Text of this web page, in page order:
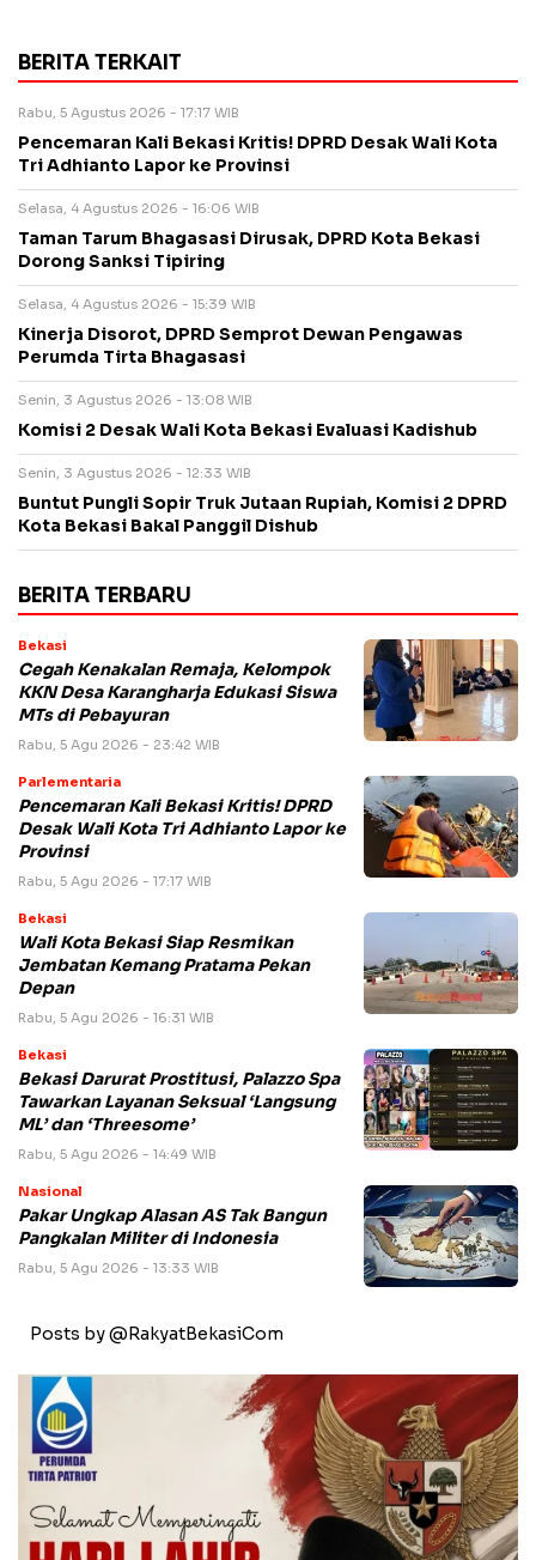
BERITA TERKAIT
Rabu, 5 Agustus 2026 - 17:17 WIB
Pencemaran Kali Bekasi Kritis! DPRD Desak Wali Kota
Tri Adhianto Lapor ke Provinsi
Selasa, 4 Agustus 2026 - 16:06 WIB
Taman Tarum Bhagasasi Dirusak, DPRD Kota Bekasi
Dorong Sanksi Tipiring
Selasa, 4 Agustus 2026 - 15:39 WIB
Kinerja Disorot, DPRD Semprot Dewan Pengawas
Perumda Tirta Bhagasasi
Senin, 3 Agustus 2026 - 13:08 WIB
Komisi 2 Desak Wali Kota Bekasi Evaluasi Kadishub
Senin, 3 Agustus 2026 - 12:33 WIB
Buntut Pungli Sopir Truk Jutaan Rupiah, Komisi 2 DPRD
Kota Bekasi Bakal Panggil Dishub
BERITA TERBARU
Bekasi
Cegah Kenakalan Remaja, Kelompok
KKN Desa Karangharja Edukasi Siswa
MTs di Pebayuran
Rabu, 5 Agu 2026 - 23:42 WIB
Parlementaria
Pencemaran Kali Bekasi Kritis! DPRD
Desak Wali Kota Tri Adhianto Lapor ke
Provinsi
Rabu, 5 Agu 2026 - 17:17 WIB
Bekasi
Wali Kota Bekasi Siap Resmikan
Jembatan Kemang Pratama Pekan
Depan
Rabu, 5 Agu 2026 - 16:31 WIB
Bekasi
Bekasi Darurat Prostitusi, Palazzo Spa
Tawarkan Layanan Seksual ‘Langsung
ML’ dan ‘Threesome’
Rabu, 5 Agu 2026 - 14:49 WIB
Nasional
Pakar Ungkap Alasan AS Tak Bangun
Pangkalan Militer di Indonesia
Rabu, 5 Agu 2026 - 13:33 WIB
Posts by @RakyatBekasiCom